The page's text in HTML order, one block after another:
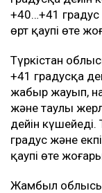
+40…+41
өрт қаупі өте
Түркістан
+41 градусқа
жаңбыр жауып,
және таулы
дейін
градус және
қаупі өте
Жамбыл